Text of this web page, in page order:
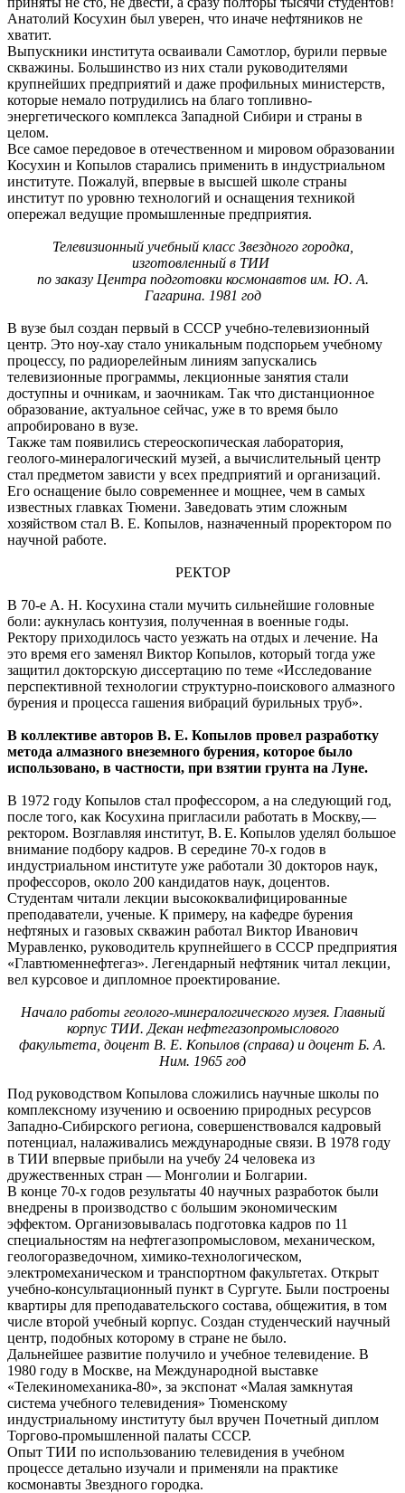
Анатолий Косухин был уверен, что иначе нефтяников не
хватит.
Выпускники института осваивали Самотлор, бурили первые
скважины. Большинство из них стали руководителями
крупнейших предприятий и даже профильных министерств,
которые немало потрудились на благо топливно-
энергетического комплекса Западной Сибири и страны в
целом.
Все самое передовое в отечественном и мировом образовании
Косухин и Копылов старались применить в индустриальном
институте. Пожалуй, впервые в высшей школе страны
институт по уровню технологий и оснащения техникой
опережал ведущие промышленные предприятия.
Телевизионный учебный класс Звездного городка,
изготовленный в ТИИ
по заказу Центра подготовки космонавтов им. Ю. А.
Гагарина. 1981 год
В вузе был создан первый в СССР учебно-телевизионный
центр. Это ноу-хау стало уникальным подспорьем учебному
процессу, по радиорелейным линиям запускались
телевизионные программы, лекционные занятия стали
доступны и очникам, и заочникам. Так что дистанционное
образование, актуальное сейчас, уже в то время было
апробировано в вузе.
Также там появились стереоскопическая лаборатория,
геолого-минералогический музей, а вычислительный центр
стал предметом зависти у всех предприятий и организаций.
Его оснащение было современнее и мощнее, чем в самых
известных главках Тюмени. Заведовать этим сложным
хозяйством стал В. Е. Копылов, назначенный проректором по
научной работе.
РЕКТОР
В 70-е А. Н. Косухина стали мучить сильнейшие головные
боли: аукнулась контузия, полученная в военные годы.
Ректору приходилось часто уезжать на отдых и лечение. На
это время его заменял Виктор Копылов, который тогда уже
защитил докторскую диссертацию по теме «Исследование
перспективной технологии структурно-поискового алмазного
бурения и процесса гашения вибраций бурильных труб».
В коллективе авторов В. Е. Копылов провел разработку
метода алмазного внеземного бурения, которое было
использовано, в частности, при взятии грунта на Луне.
В 1972 году Копылов стал профессором, а на следующий год,
после того, как Косухина пригласили работать в Москву, —
ректором. Возглавляя институт, В. Е. Копылов уделял большое
внимание подбору кадров. В середине 70-х годов в
индустриальном институте уже работали 30 докторов наук,
профессоров, около 200 кандидатов наук, доцентов.
Студентам читали лекции высококвалифицированные
преподаватели, ученые. К примеру, на кафедре бурения
нефтяных и газовых скважин работал Виктор Иванович
Муравленко, руководитель крупнейшего в СССР предприятия
«Главтюменнефтегаз». Легендарный нефтяник читал лекции,
вел курсовое и дипломное проектирование.
Начало работы геолого-минералогического музея. Главный
корпус ТИИ. Декан нефтегазопромыслового
факультета, доцент В. Е. Копылов (справа) и доцент Б. А.
Ним. 1965 год
Под руководством Копылова сложились научные школы по
комплексному изучению и освоению природных ресурсов
Западно-Сибирского региона, совершенствовался кадровый
потенциал, налаживались международные связи. В 1978 году
в ТИИ впервые прибыли на учебу 24 человека из
дружественных стран — Монголии и Болгарии.
В конце 70-х годов результаты 40 научных разработок были
внедрены в производство с большим экономическим
эффектом. Организовывалась подготовка кадров по 11
специальностям на нефтегазопромысловом, механическом,
геологоразведочном, химико-технологическом,
электромеханическом и транспортном факультетах. Открыт
учебно-консультационный пункт в Сургуте. Были построены
квартиры для преподавательского состава, общежития, в том
числе второй учебный корпус. Создан студенческий научный
центр, подобных которому в стране не было.
Дальнейшее развитие получило и учебное телевидение. В
1980 году в Москве, на Международной выставке
«Телекиномеханика-80», за экспонат «Малая замкнутая
система учебного телевидения» Тюменскому
индустриальному институту был вручен Почетный диплом
Торгово-промышленной палаты СССР.
Опыт ТИИ по использованию телевидения в учебном
процессе детально изучали и применяли на практике
космонавты Звездного городка.